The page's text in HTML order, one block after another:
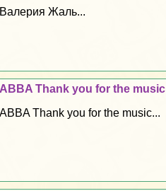
Валерия Жаль...
ABBA Thank you for the music
ABBA Thank you for the music...